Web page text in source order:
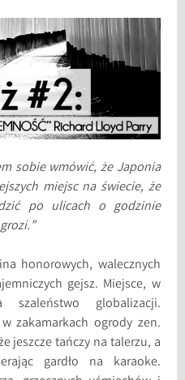
sobie wmówić, że Japonia
miejsc na świecie, że
po ulicach o godzinie
honorowych, walecznych
gejsz. Miejsce, w
globalizacji.
zakamarkach ogrody zen.
jeszcze tańczy na talerzu, a
gardło na karaoke.